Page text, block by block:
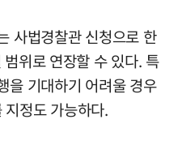
사법경찰관 신청으로 한
위로 연장할 수 있다. 특
을 기대하기 어려울 경우
정도 가능하다.